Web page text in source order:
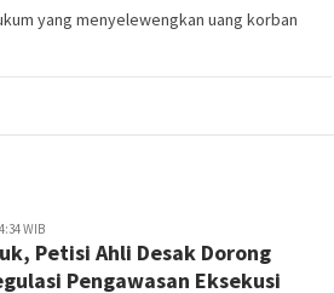
yang menyelewengkan uang korban
WIB
Petisi Ahli Desak Dorong
Pengawasan Eksekusi